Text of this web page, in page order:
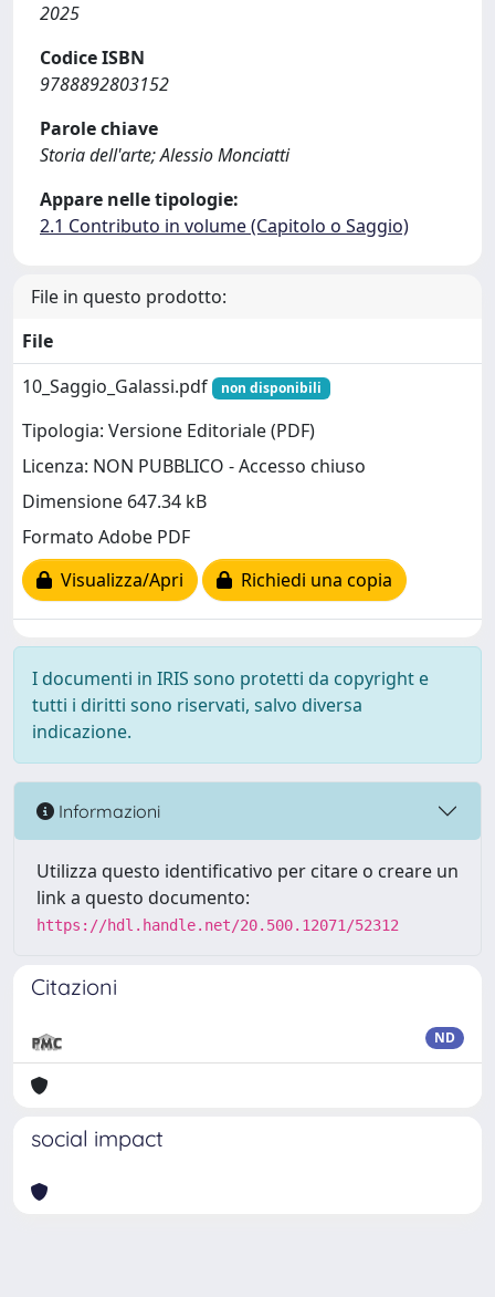
2025
Codice ISBN
9788892803152
Parole chiave
Storia dell'arte; Alessio Monciatti
Appare nelle tipologie:
2.1 Contributo in volume (Capitolo o Saggio)
File in questo prodotto:
File
10_Saggio_Galassi.pdf
non disponibili
Tipologia: Versione Editoriale (PDF)
Licenza: NON PUBBLICO - Accesso chiuso
Dimensione 647.34 kB
Formato Adobe PDF
Visualizza/Apri
Richiedi una copia
I documenti in IRIS sono protetti da copyright e
tutti i diritti sono riservati, salvo diversa
indicazione.
Informazioni
Utilizza questo identificativo per citare o creare un
link a questo documento:
https://hdl.handle.net/20.500.12071/52312
Citazioni
ND
social impact